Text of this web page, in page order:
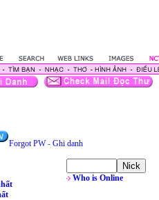
Forgot PW- Ghi danh
Who is Online